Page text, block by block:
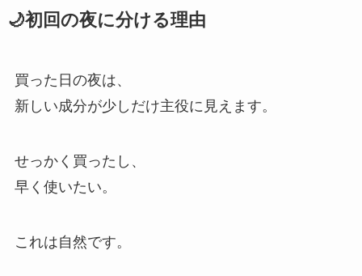
🌙初回の夜に分ける理由
買った日の夜は、
新しい成分が少しだけ主役に見えます。
せっかく買ったし、
早く使いたい。
これは自然です。